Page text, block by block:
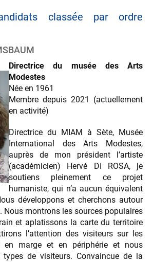
classée par ordre
Directrice du musée des Arts
Modestes
Née en 1961
Membre depuis 2021 (actuellement
en activité)
Directrice du MIAM à Sète, Musée
International des Arts Modestes,
auprès de mon président l’artiste
(académicien) Hervé DI ROSA, je
soutiens pleinement ce projet
humaniste, qui n’a aucun équivalent
développons et cherchons autour
Nous montrons les sources populaires
et aplatissons la carte du territoire
l’attention des visiteurs sur les
en marge et en périphérie et nous
de visiteurs. Convaincue de la